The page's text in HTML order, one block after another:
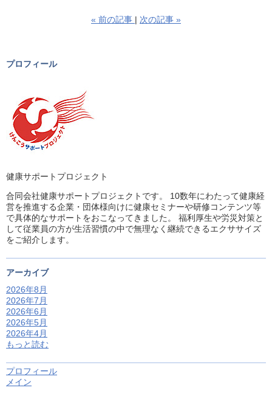
« 前の記事 次の記事 »
プロフィール
健康サポートプロジェクト
合同会社健康サポートプロジェクトです。 10数年にわたって健康経
営を推進する企業・団体様向けに健康セミナーや研修コンテンツ等
で具体的なサポートをおこなってきました。 福利厚生や労災対策と
して従業員の方が生活習慣の中で無理なく継続できるエクササイズ
をご紹介します。
アーカイブ
2026年8月
2026年7月
2026年6月
2026年5月
2026年4月
もっと読む
プロフィール
メイン